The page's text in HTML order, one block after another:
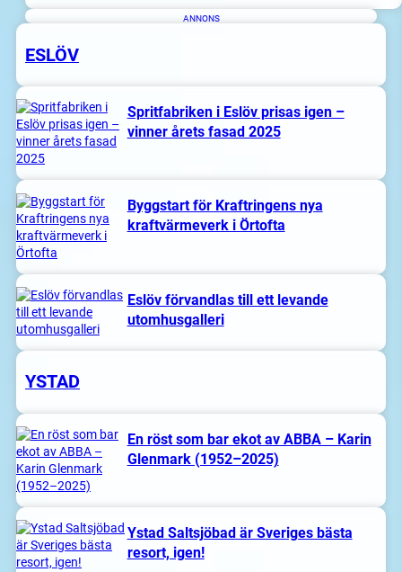
ANNONS
ESLÖV
Spritfabriken i Eslöv prisas igen –
vinner årets fasad 2025
Byggstart för Kraftringens nya
kraftvärmeverk i Örtofta
Eslöv förvandlas till ett levande
utomhusgalleri
YSTAD
En röst som bar ekot av ABBA – Karin
Glenmark (1952–2025)
Ystad Saltsjöbad är Sveriges bästa
resort, igen!